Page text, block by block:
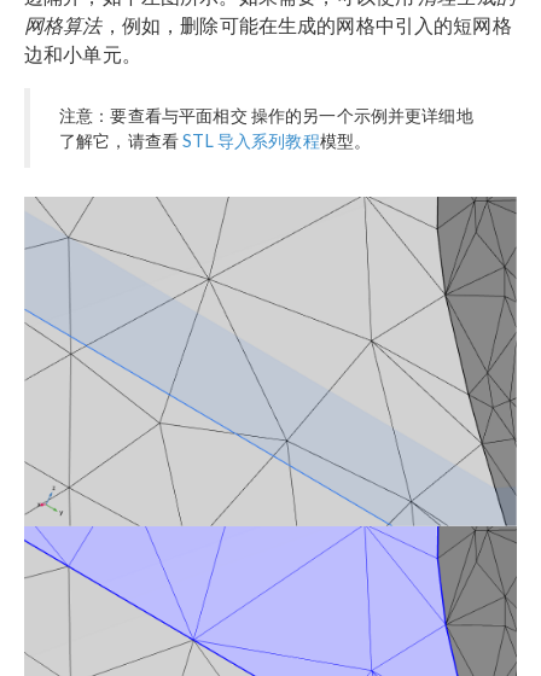
网格算法，例如，删除可能在生成的网格中引入的短网格
边和小单元。
注意：要查看与平面相交 操作的另一个示例并更详细地
了解它，请查看STL 导入系列教程模型。